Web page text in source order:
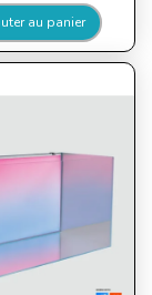
au panier